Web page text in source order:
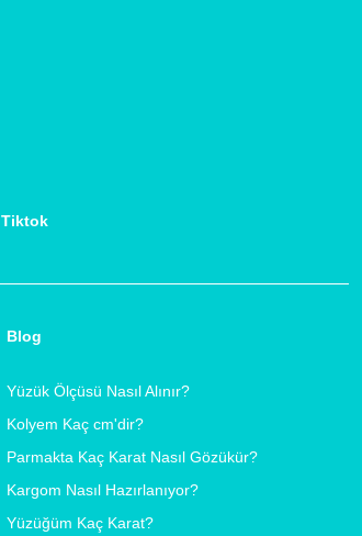
Tiktok
Blog
Yüzük Ölçüsü Nasıl Alınır?
Kolyem Kaç cm'dir?
Parmakta Kaç Karat Nasıl Gözükür?
Kargom Nasıl Hazırlanıyor?
Yüzüğüm Kaç Karat?